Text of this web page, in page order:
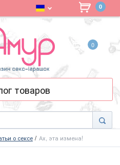
0
0
товаров
о сексе Ах, эта измена!